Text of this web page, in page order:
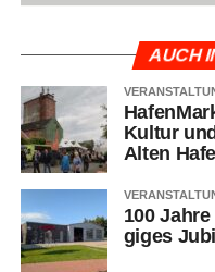
AUCH
Kul­tur
Alten
100
gi­ges